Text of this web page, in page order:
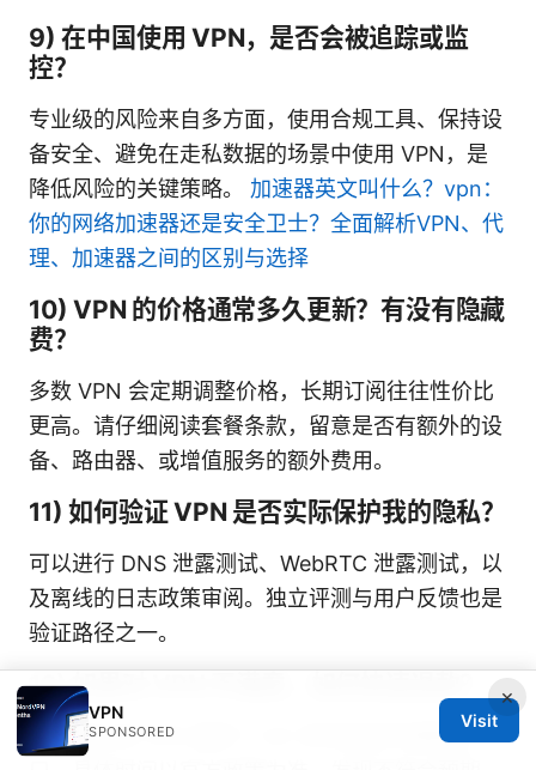
9) 在中国使用 VPN，是否会被追踪或监
控？
专业级的风险来自多方面，使用合规工具、保持设
备安全、避免在走私数据的场景中使用 VPN，是
降低风险的关键策略。 加速器英文叫什么？vpn：
你的网络加速器还是安全卫士？全面解析VPN、代
理、加速器之间的区别与选择
10) VPN 的价格通常多久更新？有没有隐藏
费？
多数 VPN 会定期调整价格，长期订阅往往性价比
更高。请仔细阅读套餐条款，留意是否有额外的设
备、路由器、或增值服务的额外费用。
11) 如何验证 VPN 是否实际保护我的隐私？
可以进行 DNS 泄露测试、WebRTC 泄露测试，以
及离线的日志政策审阅。独立评测与用户反馈也是
验证路径之一。
12) 如果对 VPN 不满意，如何快速退款？
大多数主流 VPN 提供 7–45 天的无条件退款窗
×
VPN
SPONSORED
Visit